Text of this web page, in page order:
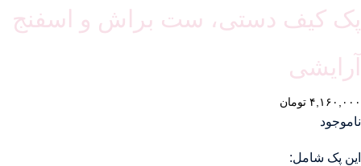
پک کیف دستی، ست براش و اسفنج
آرایشی
۴,۱۶۰,۰۰۰ تومان
ناموجود
این پک شامل: